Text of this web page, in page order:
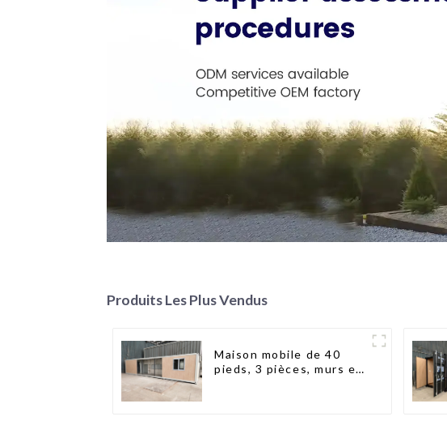
Produits Les Plus Vendus
Maison mobile de 40
pieds, 3 pièces, murs en